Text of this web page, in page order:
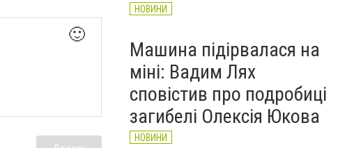
🙂
НОВИНИ
Машина підірвалася на
міні: Вадим Лях
сповістив про подробиці
загибелі Олексія Юкова
НОВИНИ